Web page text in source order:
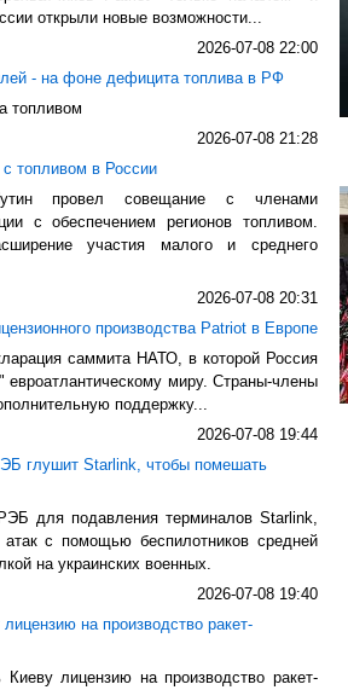
открыли новые возможности...
2026-07-08 22:00
- на фоне дефицита топлива в РФ
топливом
2026-07-08 21:28
топливом в России
провел совещание с членами
с обеспечением регионов топливом.
участия малого и среднего
2026-07-08 20:31
производства Patriot в Европе
саммита НАТО, в которой Россия
евроатлантическому миру. Страны-члены
поддержку...
2026-07-08 19:44
глушит Starlink, чтобы помешать
для подавления терминалов Starlink,
с помощью беспилотников средней
на украинских военных.
2026-07-08 19:40
на производство ракет-
Киеву лицензию на производство ракет-